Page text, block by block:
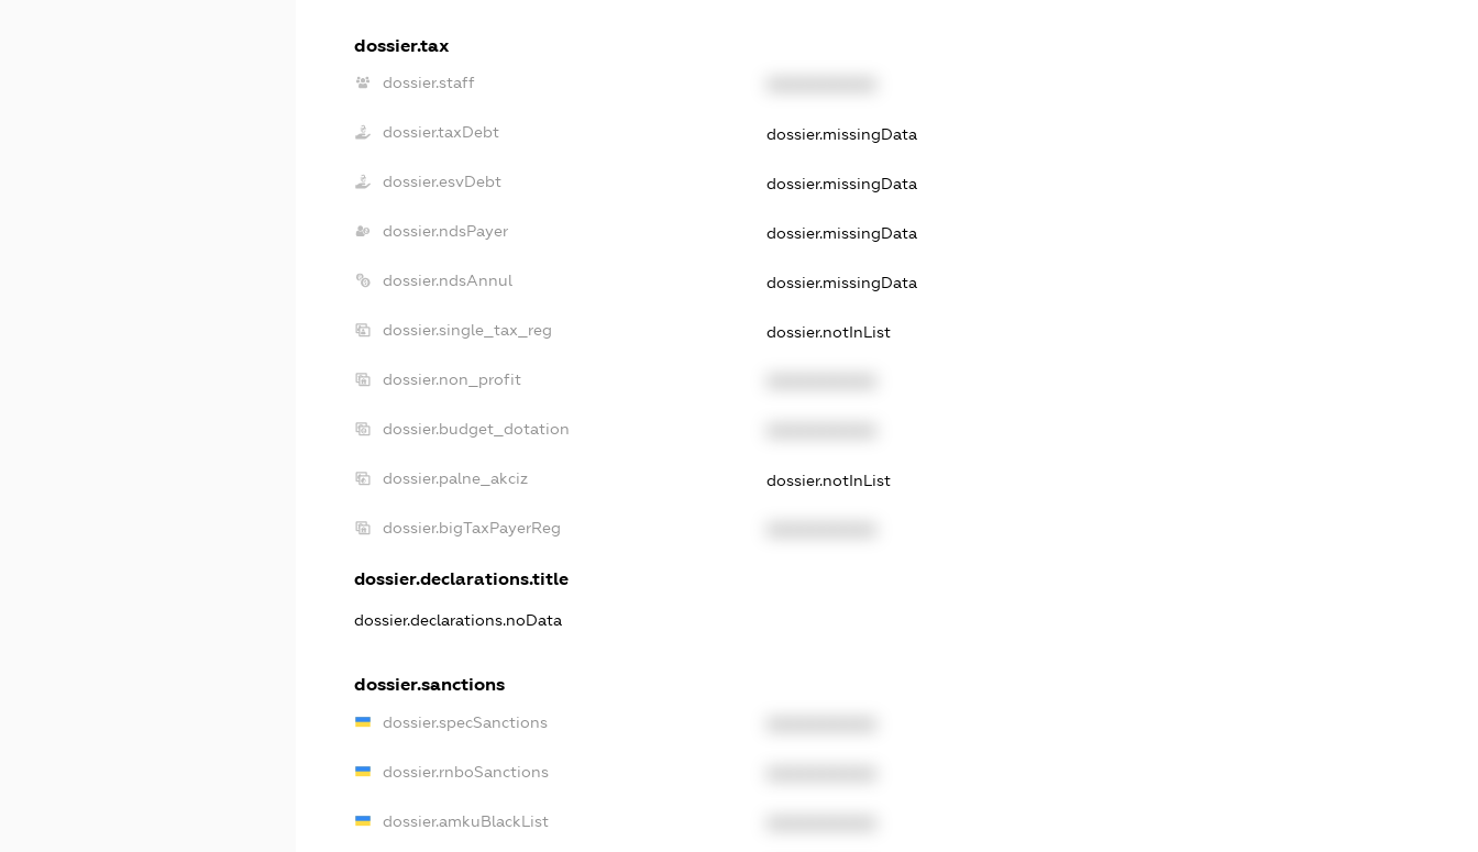
dossier.tax
dossier.staff
dossier.taxDebt dossier.missingData
dossier.esvDebt dossier.missingData
dossier.ndsPayer dossier.missingData
dossier.ndsAnnul dossier.missingData
dossier.single_tax_reg dossier.notInList
dossier.non_profit
dossier.budget_dotation
dossier.palne_akciz dossier.notInList
dossier.bigTaxPayerReg
dossier.declarations.title
dossier.declarations.noData
dossier.sanctions
dossier.specSanctions
dossier.rnboSanctions
dossier.amkuBlackList